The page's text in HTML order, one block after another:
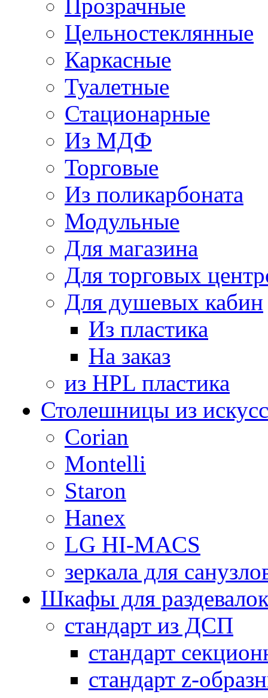
Прозрачные
Цельностеклянные
Каркасные
Туалетные
Стационарные
Из МДФ
Торговые
Из поликарбоната
Модульные
Для магазина
Для торговых
Для душевых кабин
Из пластика
На заказ
из HPL пластика
Столешницы из
Corian
Montelli
Staron
Hanex
LG HI-MACS
зеркала для
Шкафы для
стандарт из ДСП
стандарт
стандарт z-